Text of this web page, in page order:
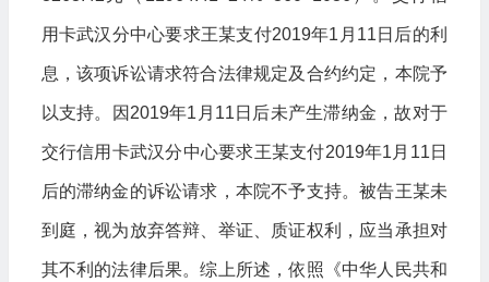
用卡武汉分中心要求王某支付2019年1月11日后的利
息，该项诉讼请求符合法律规定及合约约定，本院予
以支持。因2019年1月11日后未产生滞纳金，故对于
交行信用卡武汉分中心要求王某支付2019年1月11日
后的滞纳金的诉讼请求，本院不予支持。被告王某未
到庭，视为放弃答辩、举证、质证权利，应当承担对
其不利的法律后果。综上所述，依照《中华人民共和